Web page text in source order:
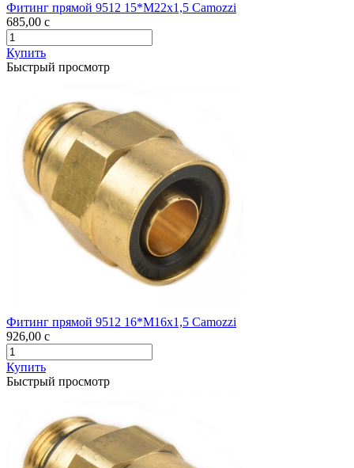
Фитинг прямой 9512 15*М22х1,5 Camozzi
685,00 c
Купить
Быстрый просмотр
Фитинг прямой 9512 16*М16х1,5 Camozzi
926,00 c
Купить
Быстрый просмотр